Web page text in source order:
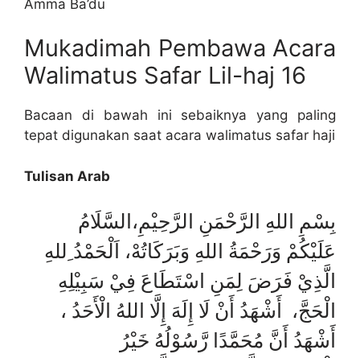
Amma Ba’du
Mukadimah Pembawa Acara
Walimatus Safar Lil-haj 16
Bacaan di bawah ini sebaiknya yang paling
tepat digunakan saat acara walimatus safar haji
Tulisan Arab
بِسْمِ اللهِ الرَّحْمَنِ الرَّحِيْمِ،السَّلَامُ
عَلَيْكُمْ وَرَحْمَةُ اللهِ وَبَرَكَاتُهْ، اَلْحَمْدُ ِللهِ
الَّذِيْ فَرَضَ لِمَنِ اسْتَطَاعَ فِيْ سَبِيْلِهِ
الْحَجَّ، أَشْهَدُ أَنْ لَا إِلَهَ إِلَّا اللهُ الْأَحَدُ ،
أَشْهَدُ أَنَّ مُحَمَّدًا رَّسُوْلُهُ خَيْرُ